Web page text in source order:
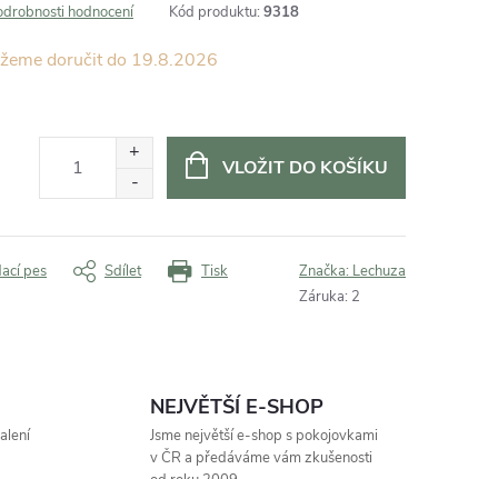
hodnocení Kód produktu: 9318
19.8.2026
VLOŽIT DO KOŠÍKU
Tisk
pes Sdílet Značka: Lechuza
Záruka: 2
NEJVĚTŠÍ E-SHOP
Jsme největší e-shop s pokojovkami
v ČR a předáváme vám zkušenosti